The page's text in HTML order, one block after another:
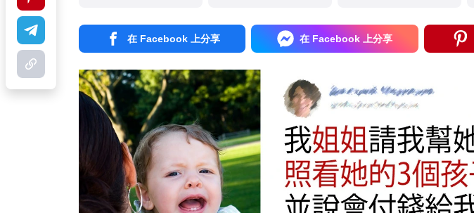
在 Facebook 上分享 在 Facebook 上分享